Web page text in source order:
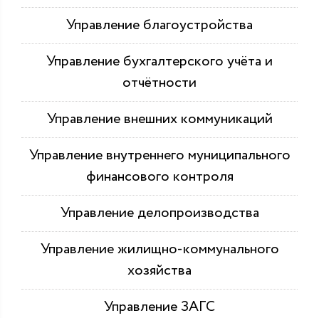
Управление благоустройства
Управление бухгалтерского учёта и
отчётности
Управление внешних коммуникаций
Управление внутреннего муниципального
финансового контроля
Управление делопроизводства
Управление жилищно-коммунального
хозяйства
Управление ЗАГС